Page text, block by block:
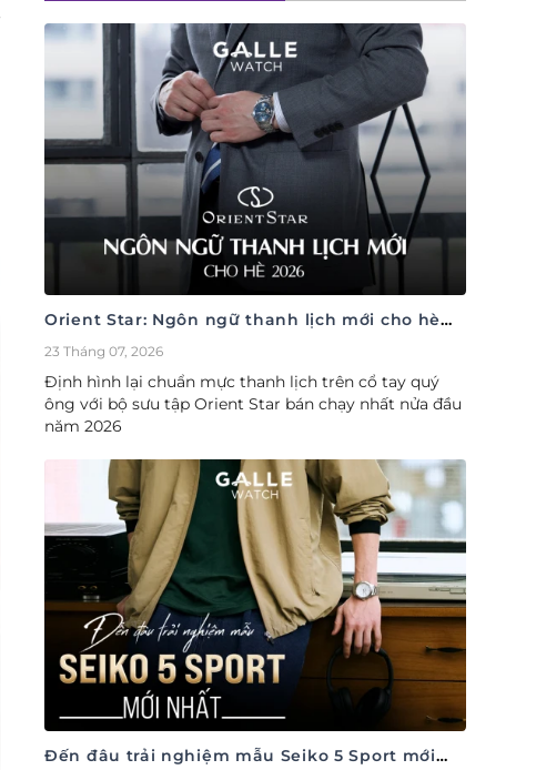
Orient Star: Ngôn ngữ thanh lịch mới cho hè
2026
23 Tháng 07, 2026
Định hình lại chuẩn mực thanh lịch trên cổ tay quý
ông với bộ sưu tập Orient Star bán chạy nhất nửa đầu
năm 2026
Đến đâu trải nghiệm mẫu Seiko 5 Sport mới